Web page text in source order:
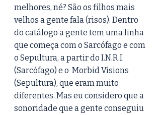
melhores, né? São os filhos mais
velhos a gente fala (risos). Dentro
do catálogo a gente tem uma linha
que começa com o Sarcófago e com
o Sepultura, a partir do I.N.R.I.
(Sarcófago) e o  Morbid Visions
(Sepultura), que eram muito
diferentes. Mas eu considero que a
sonoridade que a gente conseguiu